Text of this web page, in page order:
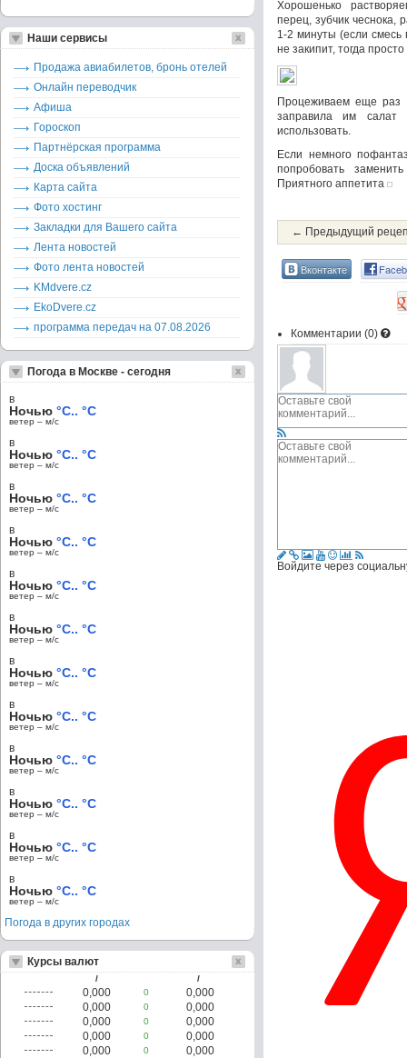
Хорошенько
перец, зубчик чеснока,
1-2 минуты (если смесь
не закипит, тогда
Процеживаем еще раз
заправила им салат
использовать.
Если немного
попробовать
Приятного аппетита
← Предыдущий
Вконтакте
Комментарии (0)
Войдите через
Наши сервисы
Продажа авиабилетов, бронь отелей
Онлайн переводчик
Афиша
Гороскоп
Партнёрская программа
Доска объявлений
Карта сайта
Фото хостинг
Закладки для Вашего сайта
Лента новостей
Фото лента новостей
KMdvere.cz
EkoDvere.cz
программа передач на 07.08.2026
Погода в Москве - сегодня
в
Ночью °C.. °C
ветер – м/c
в
Ночью °C.. °C
ветер – м/c
в
Ночью °C.. °C
ветер – м/c
в
Ночью °C.. °C
ветер – м/c
в
Ночью °C.. °C
ветер – м/c
в
Ночью °C.. °C
ветер – м/c
в
Ночью °C.. °C
ветер – м/c
в
Ночью °C.. °C
ветер – м/c
в
Ночью °C.. °C
ветер – м/c
в
Ночью °C.. °C
ветер – м/c
в
Ночью °C.. °C
ветер – м/c
в
Ночью °C.. °C
ветер – м/c
Погода в других городах
Курсы валют
/ /
0,000 0
0,000
0,000
0
0,000
0,000
0
0,000
0,000
0
0,000
0,000
0
0,000